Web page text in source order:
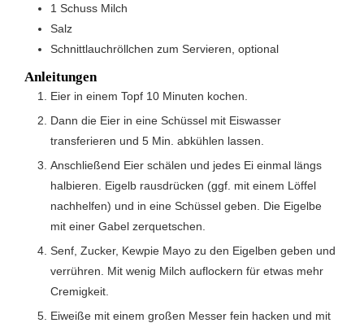
1 Schuss Milch
Salz
Schnittlauchröllchen zum Servieren, optional
Anleitungen
Eier in einem Topf 10 Minuten kochen.
Dann die Eier in eine Schüssel mit Eiswasser
transferieren und 5 Min. abkühlen lassen.
Anschließend Eier schälen und jedes Ei einmal längs
halbieren. Eigelb rausdrücken (ggf. mit einem Löffel
nachhelfen) und in eine Schüssel geben. Die Eigelbe
mit einer Gabel zerquetschen.
Senf, Zucker, Kewpie Mayo zu den Eigelben geben und
verrühren. Mit wenig Milch auflockern für etwas mehr
Cremigkeit.
Eiweiße mit einem großen Messer fein hacken und mit